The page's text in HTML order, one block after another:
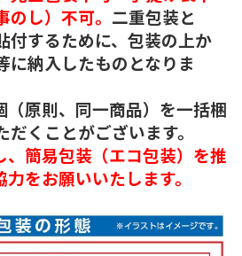
し）不可。 二重包装と
付するために、包装の上か
に納入したものとなりま
（原則、同一商品）を一括梱
くことがございます。
、簡易包装（エコ包装）を推
をお願いいたします。